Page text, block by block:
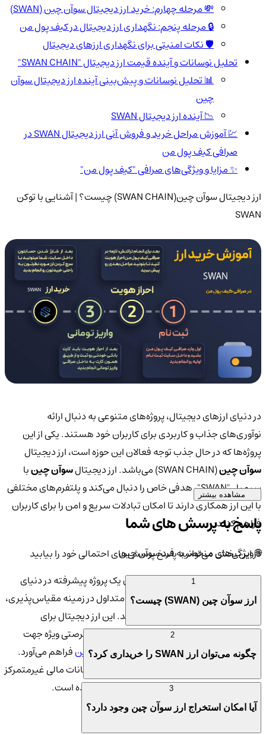
💸 مرحله چهارم: خرید ارز دیجیتال سوآن چین (SWAN)
🔒 مرحله پنجم: نگهداری ارز دیجیتال در کیف پول من
🛡️ نکات امنیتی برای نگهداری ارزهای دیجیتال
تحلیل نوسانات و آینده قیمت ارز دیجیتال "SWAN CHAIN"
📊 تحلیل نوسانات و پیش‌بینی آینده ارز دیجیتال سوآن
چین
📉 آینده ارز دیجیتال SWAN
💹 آموزش مراحل خرید و فروش آنی ارز دیجیتال SWAN در
صرافی کیف پول من
✨ مزایا و ویژگی‌های صرافی "کیف پول من"
ارز دیجیتال سوآن چین(SWAN CHAIN) چیست؟ | آشنایی با توکن
SWAN
در دنیای ارزهای دیجیتال، پروژه‌های متنوعی به دنبال ارائه
نوآوری‌های جذاب و کاربردی برای کاربران خود هستند. یکی از این
پروژه‌ها که در حال جذب توجه فعالان این حوزه است، ارز دیجیتال
سوآن چین(SWAN CHAIN) می‌باشد. ارز دیجیتال سوآن چینبا
سیمبل "SWAN"، هدفی خاص را دنبال می‌کند و پلتفرم‌های مختلفی
با این ارز همکاری دارند تا امکان تبادلات سریع و امن را برای کاربران
فراهم کنند.
🌐 ویژگی‌های منحصر به فرد سوآن چین
سوآن چین (SWAN CHAIN) به‌عنوان یک پروژه پیشرفته در دنیای
بلاکچین، توانسته است به مشکلات متداول در زمینه مقیاس‌پذیری،
امنیت و سرعت تراکنش‌ها پاسخ دهد. این ارز دیجیتال برای
توسعه‌دهندگان، معامله‌گران و سرمایه‌گذاران فرصتی ویژه جهت
دسترسی به خدمات سریع و امن در بستربلاکچینفراهم می‌آورد.
پروژه سوآن چین به‌طور خاص در راستای ارائه امکانات مالی غیرمتمرکز
و توکن‌های کاربردی در فضای دیجیتال طراحی شده است.
💡 چرا ارز سوآن چین مهم است؟
مشاهده بیشتر
پاسخ به پرسش های شما
در این بخش می‌توانید پاسخ پرسش‌های احتمالی خود را بیابید
ارز سوآن چین (SWAN) چیست؟
چگونه می‌توان ارز SWAN را خریداری کرد؟
آیا امکان استخراج ارز سوآن چین وجود دارد؟